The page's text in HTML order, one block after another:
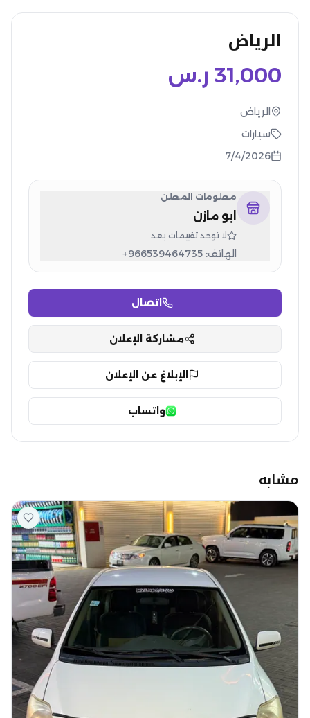
الرياض
31,000 ر.س
الرياض
سيارات
7/4/2026
معلومات المعلن
ابو مازن
لا توجد تقييمات بعد
الهاتف: +966539464735
اتصال
مشاركة الإعلان
الإبلاغ عن الإعلان
واتساب
مشابه